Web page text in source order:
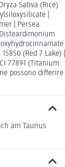
Sativa (Rice)
|
| Persea
(Red 7 Lake) |
77891 (Titanium
possono differire
am Taunus